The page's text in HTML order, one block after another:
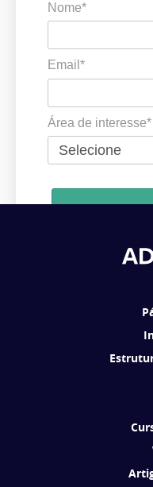
Nome*
Email*
Área de interesse*
Ao se cadastrar, você